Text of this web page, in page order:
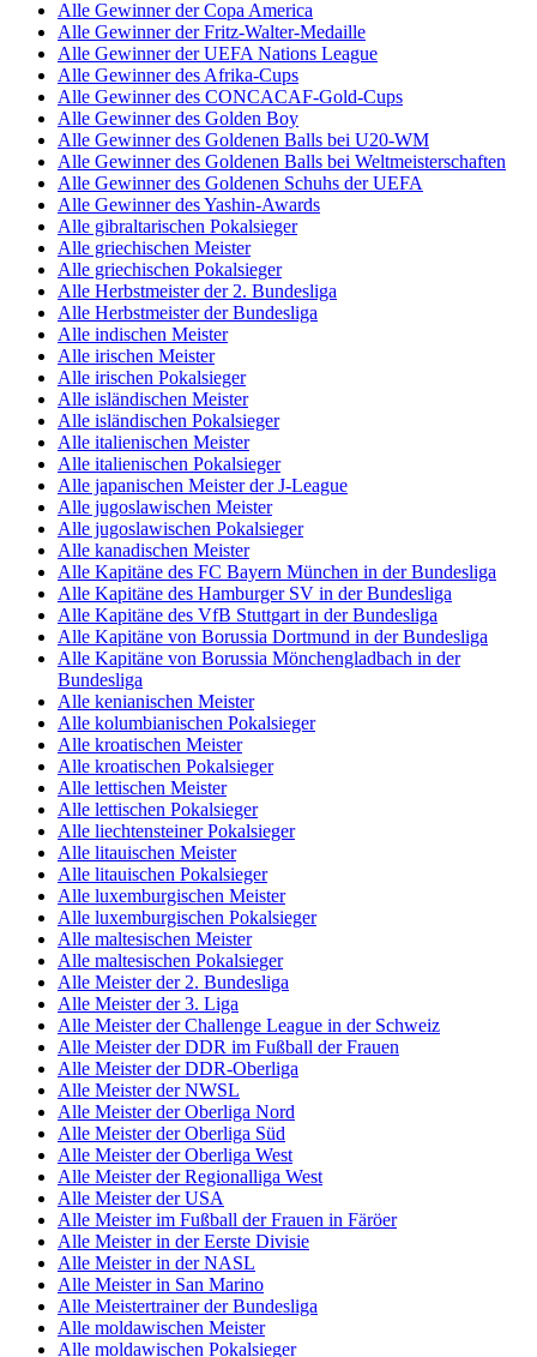
Alle Gewinner der Copa America
Alle Gewinner der Fritz-Walter-Medaille
Alle Gewinner der UEFA Nations League
Alle Gewinner des Afrika-Cups
Alle Gewinner des CONCACAF-Gold-Cups
Alle Gewinner des Golden Boy
Alle Gewinner des Goldenen Balls bei U20-WM
Alle Gewinner des Goldenen Balls bei Weltmeisterschaften
Alle Gewinner des Goldenen Schuhs der UEFA
Alle Gewinner des Yashin-Awards
Alle gibraltarischen Pokalsieger
Alle griechischen Meister
Alle griechischen Pokalsieger
Alle Herbstmeister der 2. Bundesliga
Alle Herbstmeister der Bundesliga
Alle indischen Meister
Alle irischen Meister
Alle irischen Pokalsieger
Alle isländischen Meister
Alle isländischen Pokalsieger
Alle italienischen Meister
Alle italienischen Pokalsieger
Alle japanischen Meister der J-League
Alle jugoslawischen Meister
Alle jugoslawischen Pokalsieger
Alle kanadischen Meister
Alle Kapitäne des FC Bayern München in der Bundesliga
Alle Kapitäne des Hamburger SV in der Bundesliga
Alle Kapitäne des VfB Stuttgart in der Bundesliga
Alle Kapitäne von Borussia Dortmund in der Bundesliga
Alle Kapitäne von Borussia Mönchengladbach in der
Bundesliga
Alle kenianischen Meister
Alle kolumbianischen Pokalsieger
Alle kroatischen Meister
Alle kroatischen Pokalsieger
Alle lettischen Meister
Alle lettischen Pokalsieger
Alle liechtensteiner Pokalsieger
Alle litauischen Meister
Alle litauischen Pokalsieger
Alle luxemburgischen Meister
Alle luxemburgischen Pokalsieger
Alle maltesischen Meister
Alle maltesischen Pokalsieger
Alle Meister der 2. Bundesliga
Alle Meister der 3. Liga
Alle Meister der Challenge League in der Schweiz
Alle Meister der DDR im Fußball der Frauen
Alle Meister der DDR-Oberliga
Alle Meister der NWSL
Alle Meister der Oberliga Nord
Alle Meister der Oberliga Süd
Alle Meister der Oberliga West
Alle Meister der Regionalliga West
Alle Meister der USA
Alle Meister im Fußball der Frauen in Färöer
Alle Meister in der Eerste Divisie
Alle Meister in der NASL
Alle Meister in San Marino
Alle Meistertrainer der Bundesliga
Alle moldawischen Meister
Alle moldawischen Pokalsieger